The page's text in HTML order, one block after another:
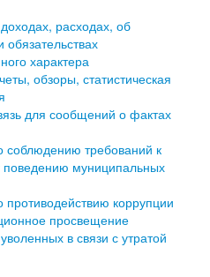
расходах, об
характера
обзоры, статистическая
для сообщений о фактах
соблюдению требований к
муниципальных
противодействию коррупции
просвещение
в связи с утратой